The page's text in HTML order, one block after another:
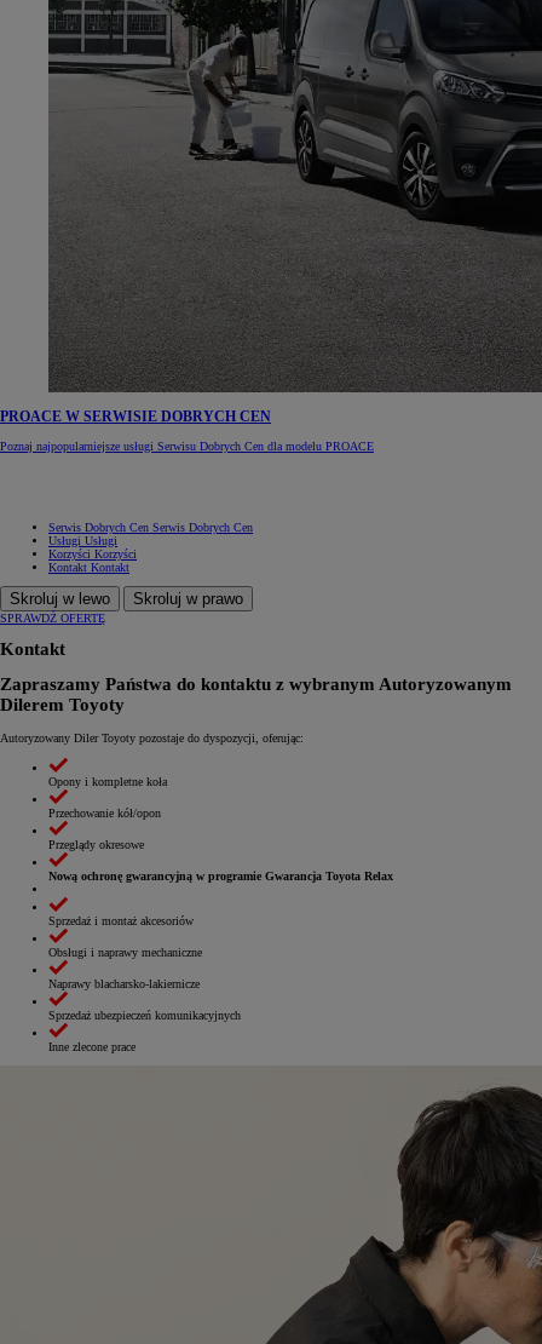
PROACE W SERWISIE DOBRYCH CEN
Poznaj najpopularniejsze usługi Serwisu Dobrych Cen dla modelu PROACE
Serwis Dobrych Cen Serwis Dobrych Cen
Usługi Usługi
Korzyści Korzyści
Kontakt Kontakt
Skroluj w lewo Skroluj w prawo
SPRAWDŹ OFERTĘ
Kontakt
Zapraszamy Państwa do kontaktu z wybranym Autoryzowanym
Dilerem Toyoty
Autoryzowany Diler Toyoty pozostaje do dyspozycji, oferując:
Opony i kompletne koła
Przechowanie kół/opon
Przeglądy okresowe
Nową ochronę gwarancyjną w programie Gwarancja Toyota Relax
Sprzedaż i montaż akcesoriów
Obsługi i naprawy mechaniczne
Naprawy blacharsko‑lakiernicze
Sprzedaż ubezpieczeń komunikacyjnych
Inne zlecone prace